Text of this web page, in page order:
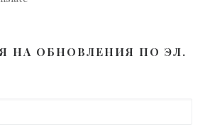
НА ОБНОВЛЕНИЯ ПО ЭЛ.